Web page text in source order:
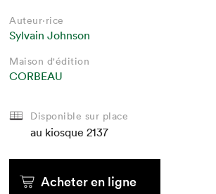
Auteur·rice
Sylvain Johnson
Maison d'édition
CORBEAU
Disponible sur place
au kiosque 2137
Acheter en ligne